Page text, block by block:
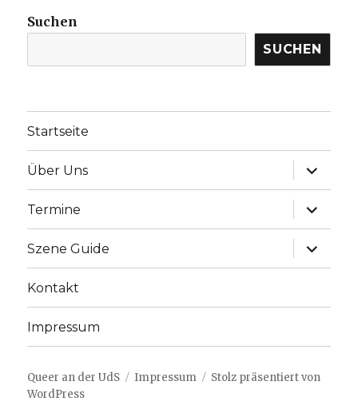
Suchen
SUCHEN
Startseite
Über Uns
Termine
Szene Guide
Kontakt
Impressum
Queer an der UdS Impressum
Stolz präsentiert von
WordPress